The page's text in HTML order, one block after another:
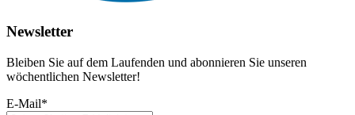
Newsletter
Bleiben Sie auf dem Laufenden und abonnieren Sie unseren
wöchentlichen Newsletter!
E-Mail*